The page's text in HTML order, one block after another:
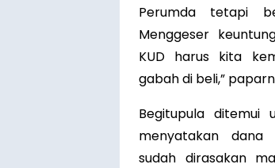
Perumda tetapi
Menggeser
KUD harus kita
gabah di beli,”
Begitupula ditemui
menyatakan dana
sudah dirasakan